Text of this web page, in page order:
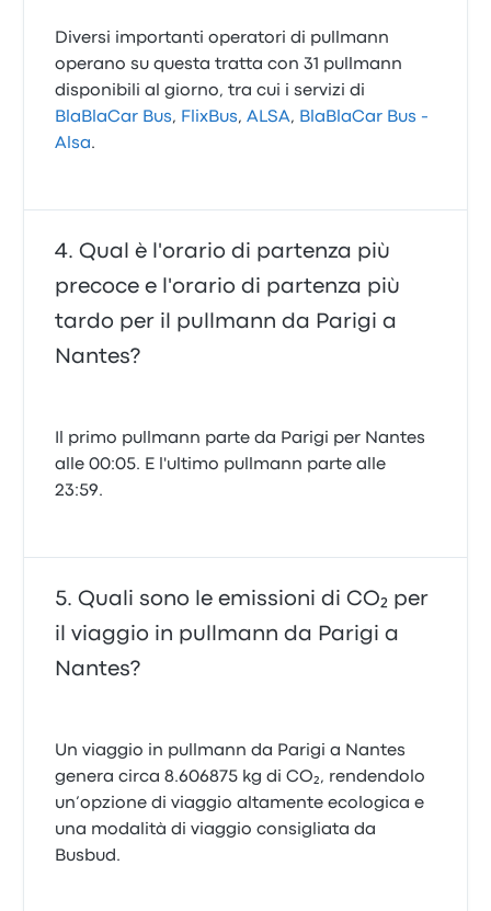
Diversi importanti operatori di pullmann
operano su questa tratta con 31 pullmann
disponibili al giorno, tra cui i servizi di
BlaBlaCar Bus, FlixBus,ALSA, BlaBlaCar Bus -
Alsa.
Qual è l'orario di partenza più
precoce e l'orario di partenza più
tardo per il pullmann da Parigi a
Nantes?
Il primo pullmann parte da Parigi per Nantes
alle 00:05. E l'ultimo pullmann parte alle
23:59.
Quali sono le emissioni di CO₂ per
il viaggio in pullmann da Parigi a
Nantes?
Un viaggio in pullmann da Parigi a Nantes
genera circa 8.606875 kg di CO₂, rendendolo
un’opzione di viaggio altamente ecologica e
una modalità di viaggio consigliata da
Busbud.